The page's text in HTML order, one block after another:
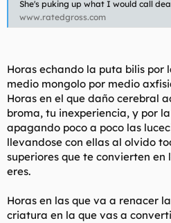
She's puking up what I would call
www.ratedgross.com
Horas echando la puta bilis por
medio mongolo por medio
Horas en el que daño cerebral
broma, tu inexperiencia, y por
apagando poco a poco las
llevandose con ellas al olvido
superiores que te convierten
eres.
Horas en las que va a renacer
criatura en la que vas a